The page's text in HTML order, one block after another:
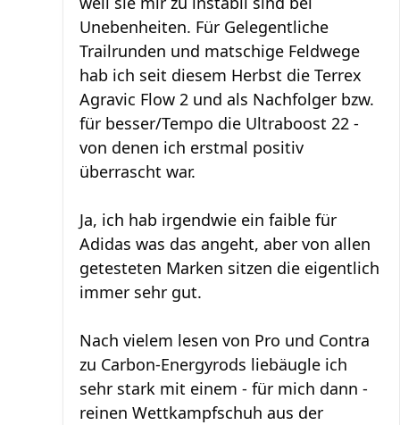
Unebenheiten. Für Gelegentliche
Trailrunden und matschige Feldwege
hab ich seit diesem Herbst die Terrex
Agravic Flow 2 und als Nachfolger bzw.
für besser/Tempo die Ultraboost 22 -
von denen ich erstmal positiv
überrascht war.
Ja, ich hab irgendwie ein faible für
Adidas was das angeht, aber von allen
getesteten Marken sitzen die eigentlich
immer sehr gut.
Nach vielem lesen von Pro und Contra
zu Carbon-Energyrods liebäugle ich
sehr stark mit einem - für mich dann -
reinen Wettkampfschuh aus der